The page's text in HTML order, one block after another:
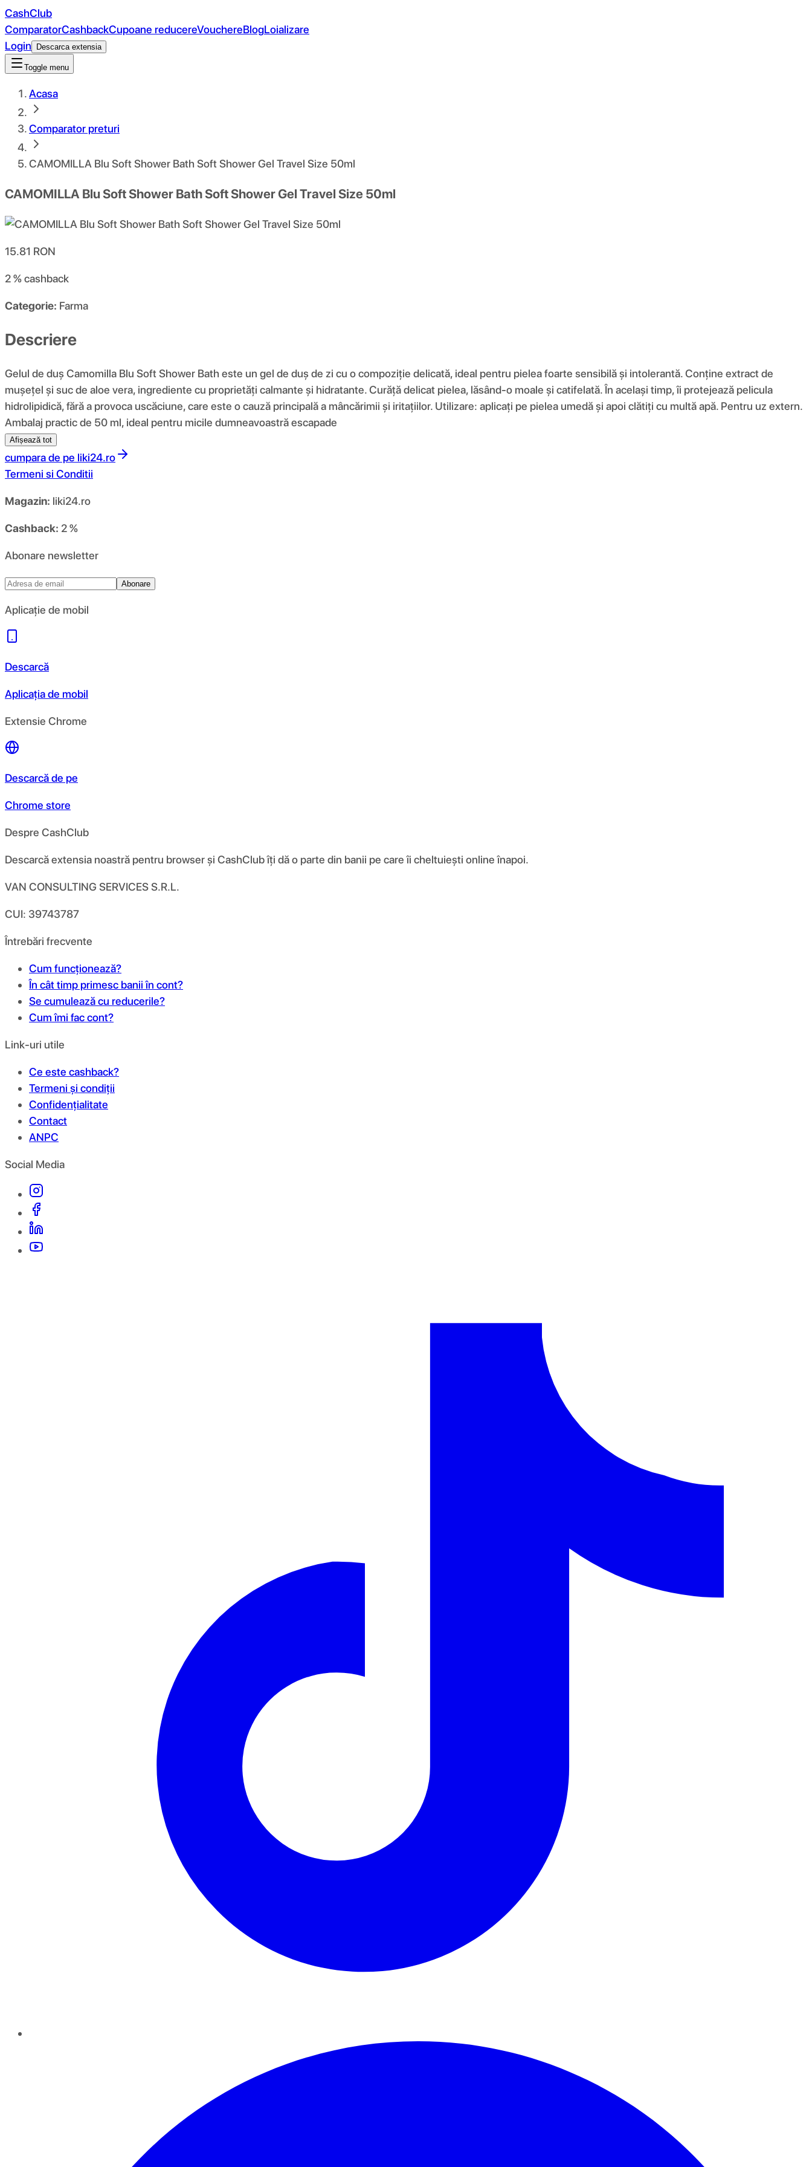
CashClub
ComparatorCashbackCupoane reducereVouchereBlogLoializare
Login
Descarca extensia
Toggle menu
Acasa
Comparator preturi
CAMOMILLA Blu Soft Shower Bath Soft Shower Gel Travel Size 50ml
CAMOMILLA Blu Soft Shower Bath Soft Shower Gel Travel Size 50ml
15.81 RON
2 %cashback
Categorie: Farma
Descriere
Gelul de duș Camomilla Blu Soft Shower Bath este un gel de duș de zi cu o compoziție delicată, ideal pentru pielea foarte sensibilă și intolerantă. Conține extract de
mușețel și suc de aloe vera, ingrediente cu proprietăți calmante și hidratante. Curăță delicat pielea, lăsând-o moale și catifelată. În același timp, îi protejează pelicula
hidrolipidică, fără a provoca uscăciune, care este o cauză principală a mâncărimii și iritațiilor. Utilizare: aplicați pe pielea umedă și apoi clătiți cu multă apă. Pentru uz extern.
Ambalaj practic de 50 ml, ideal pentru micile dumneavoastră escapade
Afișează tot
cumpara de pe liki24.ro
Termeni si Conditii
Magazin: liki24.ro
Cashback: 2 %
Abonare newsletter
Abonare
Aplicație de mobil
Descarcă
Aplicația de mobil
Extensie Chrome
Descarcă de pe
Chrome store
Despre CashClub
Descarcă extensia noastră pentru browser și CashClub îți dă o parte din banii pe care îi cheltuiești online înapoi.
VAN CONSULTING SERVICES S.R.L.
CUI: 39743787
Întrebări frecvente
Cum funcționează?
În cât timp primesc banii în cont?
Se cumulează cu reducerile?
Cum îmi fac cont?
Link-uri utile
Ce este cashback?
Termeni și condiții
Confidențialitate
Contact
ANPC
Social Media